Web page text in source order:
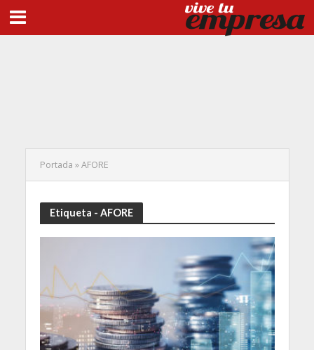
Portada »AFORE
Etiqueta - AFORE